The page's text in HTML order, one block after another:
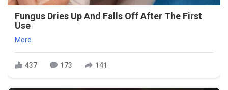
Fungus Dries Up And Falls Off After The First
Use
More
437 173 141